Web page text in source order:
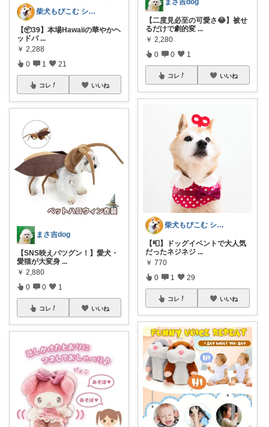
柴犬もぴこむ シニア犬との素敵な暮らし
【📦39】本場Hawaiiの華やかヘ
ッドバ ...
￥ 2,288
0 1 21
コレ いいね
まさ吉dog
【SNS映えバツグン！】愛犬・
愛猫が大変身 ...
￥ 2,880
0 0 1
コレ いいね
【二度見必至の可愛さ😂】被せ
るだけで劇的変 ...
￥ 2,280
0 0 1
コレ いいね
柴犬もぴこむ シニア犬との素敵な暮らし
【📮】ドッグイベントで大人気
だったネジネジ ...
￥ 770
0 1 29
コレ いいね